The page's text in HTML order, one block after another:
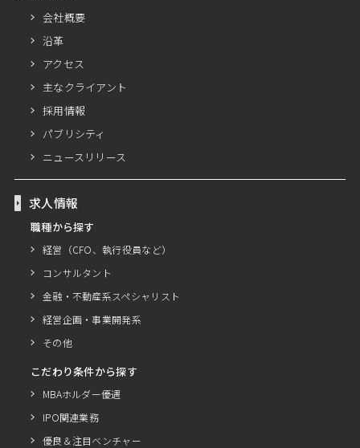
会社概要
沿革
アクセス
主なクライアント
採用情報
パブリシティ
ニュースリリース
求人情報
職種から探す
経営（CFO、執行役員など）
コンサルタント
金融・不動産系スペシャリスト
経営企画・事業開発系
その他
こだわり条件から探す
MBAホルダー優遇
IPO関連業務
優良＆注目ベンチャー